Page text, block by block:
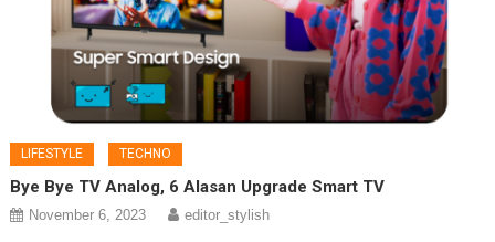
LIFESTYLE TECHNO
Bye Bye TV Analog, 6 Alasan Upgrade Smart TV
November 6, 2023 editor_stylish